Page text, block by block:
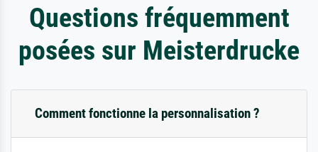
Questions fréquemment
posées sur Meisterdrucke
Comment fonctionne la personnalisation ?